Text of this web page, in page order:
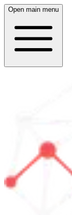
Open main menu